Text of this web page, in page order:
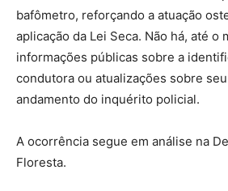
bafômetro, reforçando a atuação
aplicação da Lei Seca. Não há, até o
informações públicas sobre a
condutora ou atualizações sobre
andamento do inquérito policial.
A ocorrência segue em análise na
Floresta.